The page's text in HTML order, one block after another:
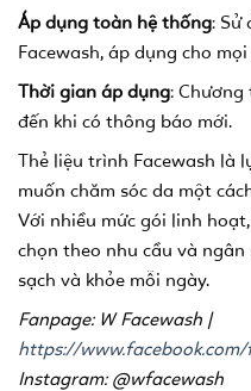
Áp dụng toàn hệ thống: Sử
Facewash, áp dụng cho
Thời gian áp dụng:
đến khi có thông báo mới.
Thẻ liệu trình Facewash là
muốn chăm sóc da một
Với nhiều mức gói linh
chọn theo nhu cầu và
sạch và khỏe mỗi ngày.
Fanpage: W Facewash |
https://
Instagram: @wfacewash